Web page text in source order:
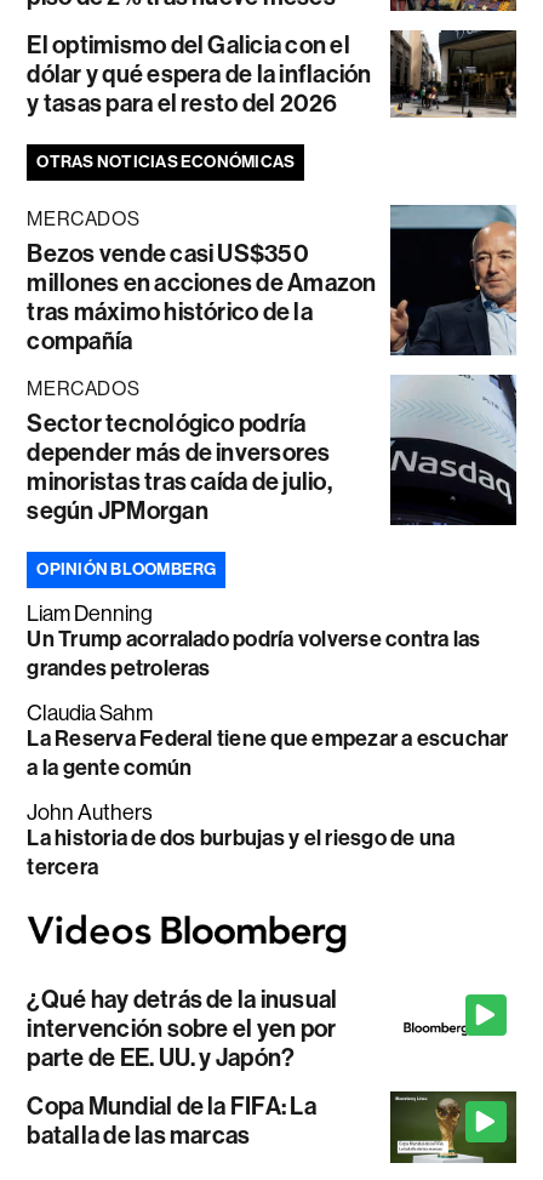
El optimismo del Galicia con el
dólar y qué espera de la inflación
y tasas para el resto del 2026
OTRAS NOTICIAS ECONÓMICAS
MERCADOS
Bezos vende casi US$350
millones en acciones de Amazon
tras máximo histórico de la
compañía
MERCADOS
Sector tecnológico podría
depender más de inversores
minoristas tras caída de julio,
según JPMorgan
OPINIÓN BLOOMBERG
Liam Denning
Un Trump acorralado podría volverse contra las
grandes petroleras
Claudia Sahm
La Reserva Federal tiene que empezar a escuchar
a la gente común
John Authers
La historia de dos burbujas y el riesgo de una
tercera
¿Qué hay detrás de la inusual
intervención sobre el yen por
parte de EE. UU. y Japón?
Copa Mundial de la FIFA: La
batalla de las marcas